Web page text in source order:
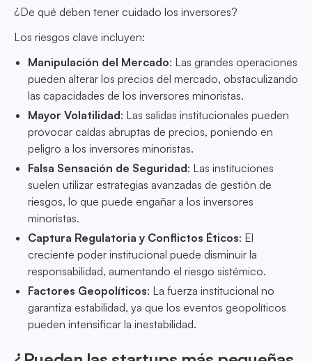
¿De qué deben tener cuidado los inversores?
Los riesgos clave incluyen:
Manipulación del Mercado: Las grandes operaciones
pueden alterar los precios del mercado, obstaculizando
las capacidades de los inversores minoristas.
Mayor Volatilidad: Las salidas institucionales pueden
provocar caídas abruptas de precios, poniendo en
peligro a los inversores minoristas.
Falsa Sensación de Seguridad: Las instituciones
suelen utilizar estrategias avanzadas de gestión de
riesgos, lo que puede engañar a los inversores
minoristas.
Captura Regulatoria y Conflictos Éticos: El
creciente poder institucional puede disminuir la
responsabilidad, aumentando el riesgo sistémico.
Factores Geopolíticos: La fuerza institucional no
garantiza estabilidad, ya que los eventos geopolíticos
pueden intensificar la inestabilidad.